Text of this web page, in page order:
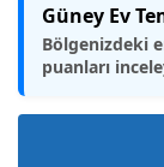
Güney Ev
Bölgenizdeki
puanları